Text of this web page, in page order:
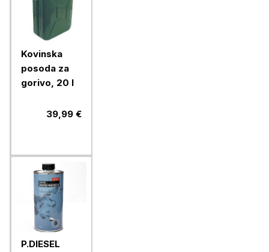
Kovinska
posoda za
gorivo, 20 l
39,99 €
P.DIESEL